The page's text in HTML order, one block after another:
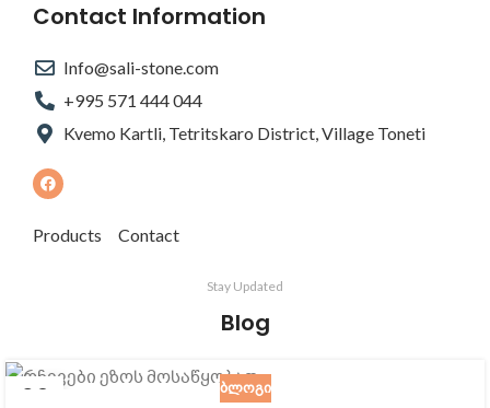
Contact Information
Info@sali-stone.com
+995 571 444 044
Kvemo Kartli, Tetritskaro District, Village Toneti
Products Contact
Stay Updated
Blog
29 ᲑᲚᲝᲒᲘ